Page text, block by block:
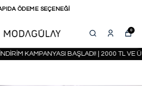
ÖDEME SEÇENEĞİ
0
KAMPANYASI BAŞLADI! | 2000 TL VE